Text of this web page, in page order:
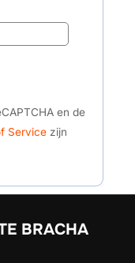
en de
Service zijn
BRACHA